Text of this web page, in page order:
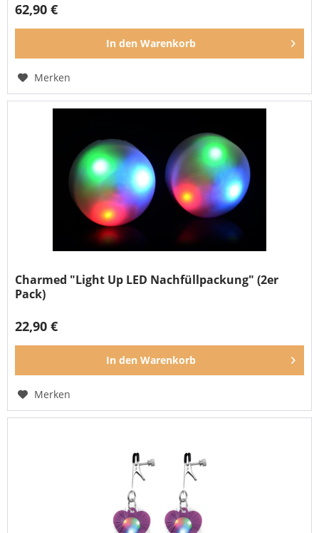
62,90 €
In den Warenkorb
Merken
Charmed "Light Up LED Nachfüllpackung" (2er
Pack)
22,90 €
In den Warenkorb
Merken